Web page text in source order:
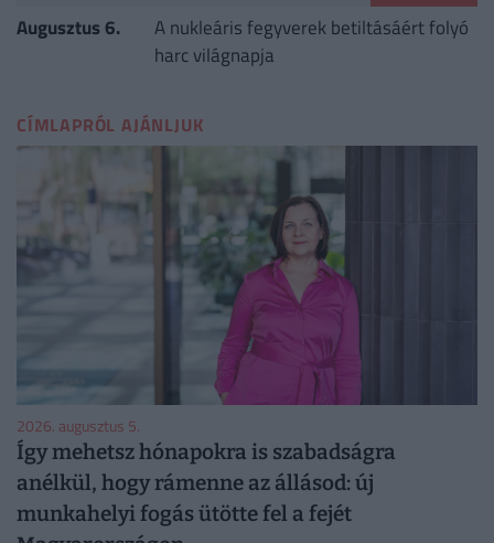
Augusztus 6.
A nukleáris fegyverek betiltásáért folyó
harc világnapja
CÍMLAPRÓL AJÁNLJUK
2026. augusztus 5.
Így mehetsz hónapokra is szabadságra
anélkül, hogy rámenne az állásod: új
munkahelyi fogás ütötte fel a fejét